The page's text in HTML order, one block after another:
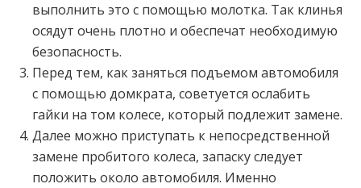
выполнить это с помощью молотка. Так клинья
осядут очень плотно и обеспечат необходимую
безопасность.
Перед тем, как заняться подъемом автомобиля
с помощью домкрата, советуется ослабить
гайки на том колесе, который подлежит замене.
Далее можно приступать к непосредственной
замене пробитого колеса, запаску следует
положить около автомобиля. Именно